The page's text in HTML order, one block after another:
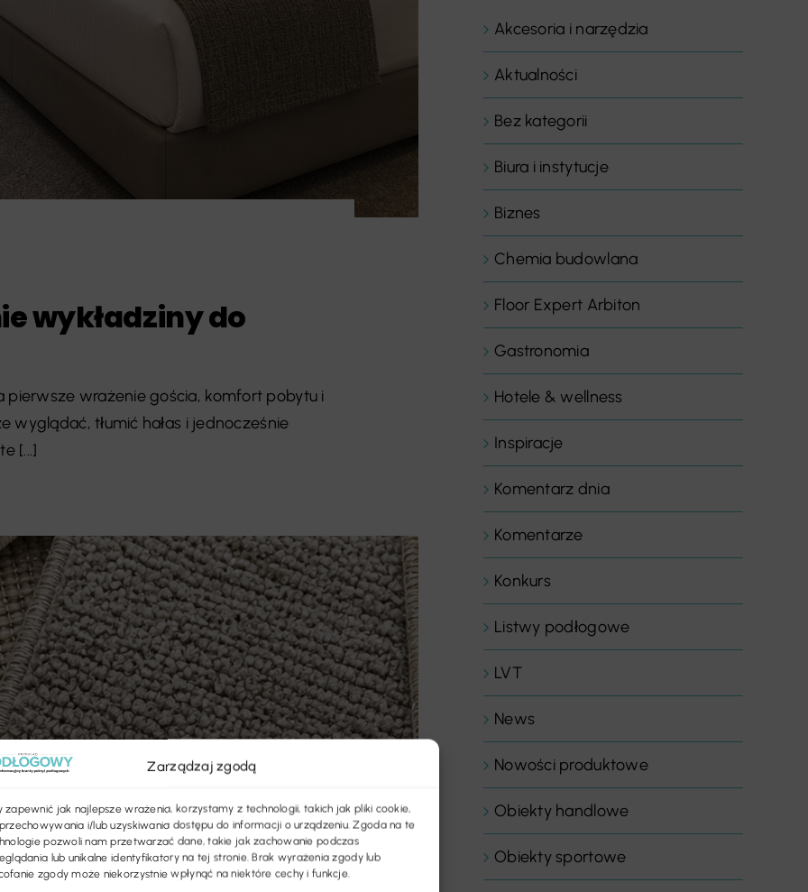
Zarządzaj zgodą
zapewnić jak najlepsze wrażenia, korzystamy z technologii, takich jak pliki cookie,
i/lub uzyskiwania dostępu do informacji o urządzeniu. Zgoda na te
pozwoli nam przetwarzać dane, takie jak zachowanie podczas
lub unikalne identyfikatory na tej stronie. Brak wyrażenia zgody lub
zgody może niekorzystnie wpłynąć na niektóre cechy i funkcje.
wykładziny do
pierwsze wrażenie gościa, komfort pobytu i
tłumić hałas i jednocześnie
[...]
Akcesoria i narzędzia
Aktualności
Bez kategorii
Biura i instytucje
Biznes
Chemia budowlana
Floor Expert Arbiton
Gastronomia
Hotele & wellness
Inspiracje
Komentarz dnia
Komentarze
Konkurs
Listwy podłogowe
LVT
News
Nowości produktowe
Obiekty handlowe
Obiekty sportowe